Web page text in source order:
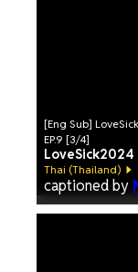
[Eng Sub]
EP.9 [3/4]
LoveSick2024
Thai (Thailand)
captioned by